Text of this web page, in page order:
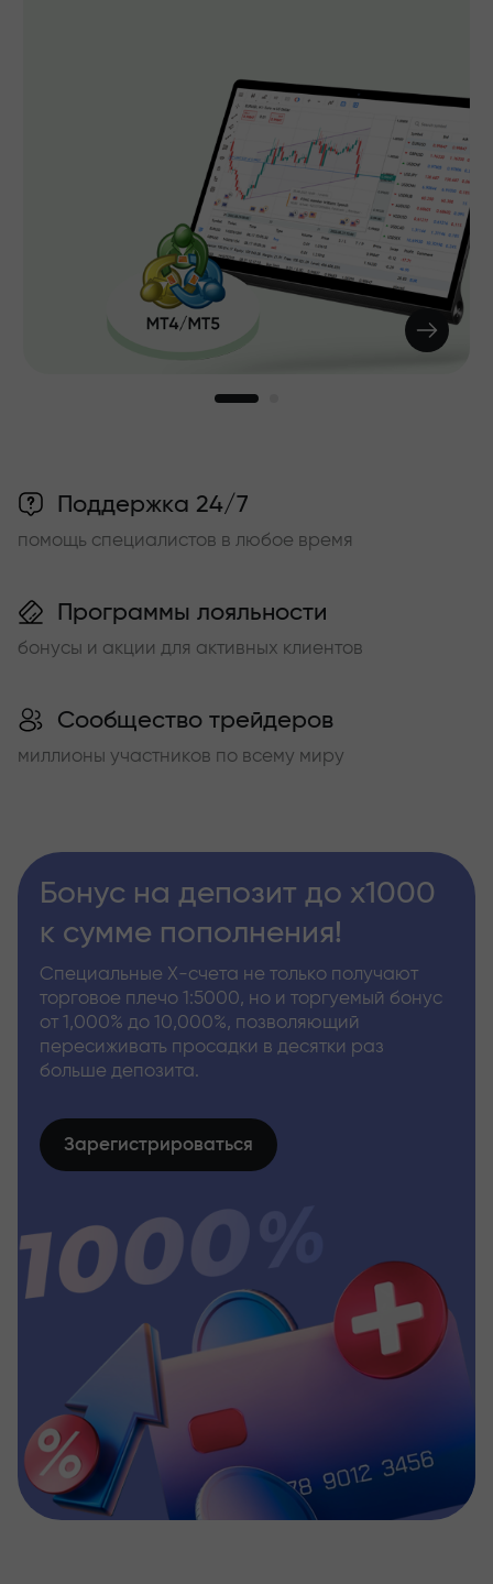
Поддержка 24/7
помощь специалистов в любое время
Программы лояльности
бонусы и акции для активных клиентов
Сообщество трейдеров
миллионы участников по всему миру
Бонус на депозит до х1000
к сумме пополнения!
Специальные Х-счета не только получают
торговое плечо 1:5000, но и торгуемый бонус
от 1,000% до 10,000%, позволяющий
пересиживать просадки в десятки раз
больше депозита.
Зарегистрироваться